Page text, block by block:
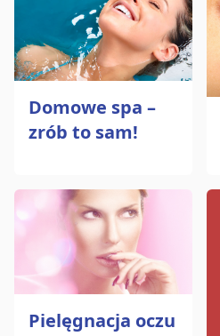
Domowe spa –
zrób to sam!
Pielęgnacja oczu